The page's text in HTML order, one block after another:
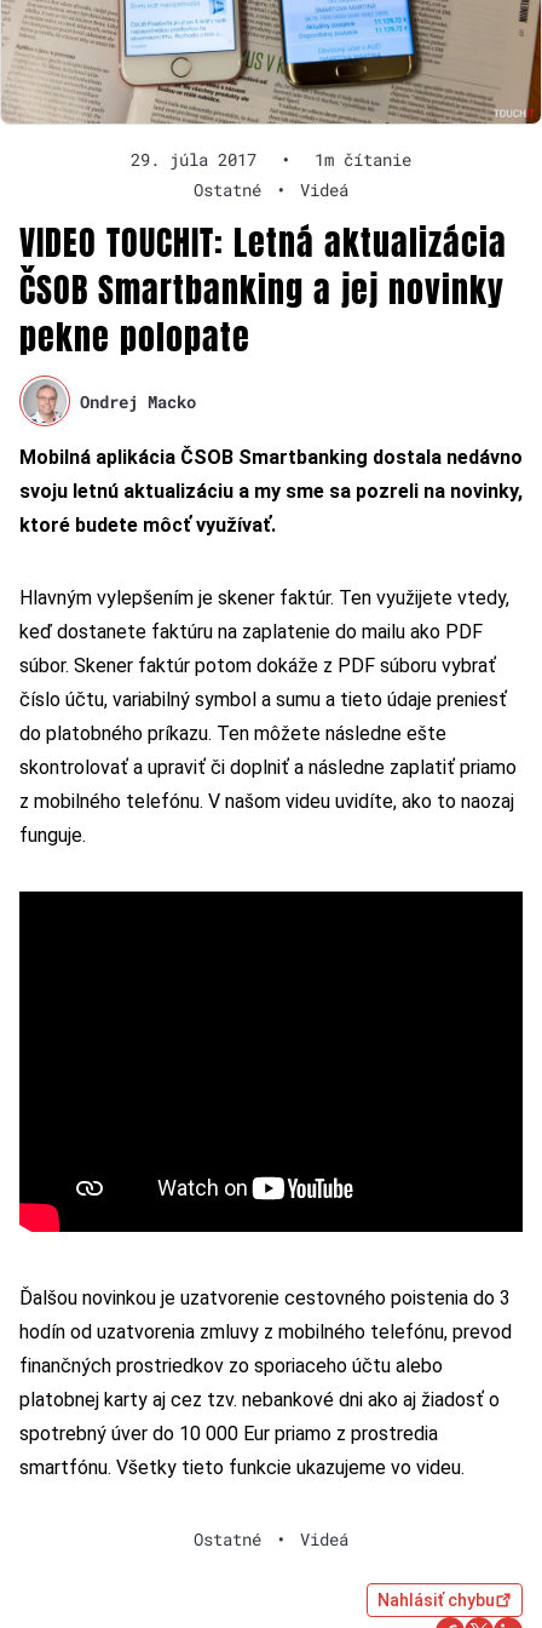
29. júla 2017 •
1m čítanie
Ostatné
• Videá
VIDEO TOUCHIT: Letná aktualizácia
ČSOB Smartbanking a jej novinky
pekne polopate
Ondrej Macko
Mobilná aplikácia ČSOB Smartbanking dostala nedávno
svoju letnú aktualizáciu a my sme sa pozreli na novinky,
ktoré budete môcť využívať.
Hlavným vylepšením je skener faktúr. Ten využijete vtedy,
keď dostanete faktúru na zaplatenie do mailu ako PDF
súbor. Skener faktúr potom dokáže z PDF súboru vybrať
číslo účtu, variabilný symbol a sumu a tieto údaje preniesť
do platobného príkazu. Ten môžete následne ešte
skontrolovať a upraviť či doplniť a následne zaplatiť priamo
z mobilného telefónu. V našom videu uvidíte, ako to naozaj
funguje.
Ďalšou novinkou je uzatvorenie cestovného poistenia do 3
hodín od uzatvorenia zmluvy z mobilného telefónu, prevod
finančných prostriedkov zo sporiaceho účtu alebo
platobnej karty aj cez tzv. nebankové dni ako aj žiadosť o
spotrebný úver do 10 000 Eur priamo z prostredia
smartfónu. Všetky tieto funkcie ukazujeme vo videu.
Ostatné • Videá
Nahlásiť chybu